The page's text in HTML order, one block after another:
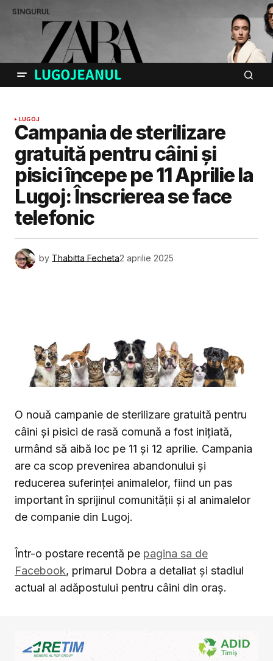
LUGOJ
Campania de sterilizare
gratuită pentru câini și
pisici începe pe 11 Aprilie la
Lugoj: Înscrierea se face
telefonic
by Thabitta Fecheta2 aprilie 2025
O nouă campanie de sterilizare gratuită pentru
câini și pisici de rasă comună a fost inițiată,
urmând să aibă loc pe 11 și 12 aprilie. Campania
are ca scop prevenirea abandonului și
reducerea suferinței animalelor, fiind un pas
important în sprijinul comunității și al animalelor
de companie din Lugoj.
Într-o postare recentă pe pagina sa de
Facebook, primarul Dobra a detaliat și stadiul
actual al adăpostului pentru câini din oraș.